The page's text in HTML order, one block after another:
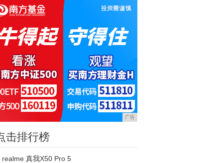
广告
击排行榜
realme 真我X50 Pro 5